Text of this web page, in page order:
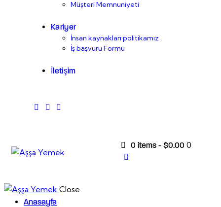
Müşteri Memnuniyeti
Kariyer
İnsan kaynakları politikamız
İş başvuru Formu
İletişim
0 items -$0.00 0
Close
Anasayfa